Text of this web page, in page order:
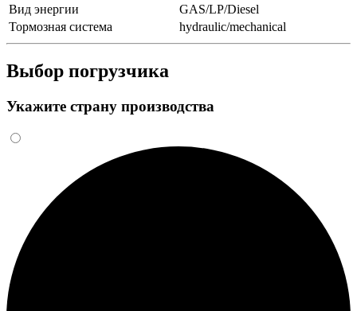
Вид энергии
GAS/LP/Diesel
Тормозная система
hydraulic/mechanical
Выбор погрузчика
Укажите страну производства